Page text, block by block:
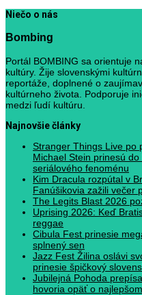
Niečo o nás
Bombing
Portál BOMBING sa orientuje
kultúry. Žije slovenskými
reportáže, doplnené o
kultúrneho života. Podporuje
medzi ľudí kultúru.
Najnovšie články
Stranger Things Live po
Michael Stein prinesú
seriálového fenoménu
Kim Dracula rozpútal v
Fanúšikovia zažili večer
The Legits Blast 2026
Uprising 2026: Keď
reggae
Cibula Fest prinesie
splnený sen
Jazz Fest Žilina oslávi
prinesie špičkový
Jubilejná Pohoda
hovoria opäť o